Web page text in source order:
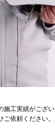
工実績がござい
依頼ください。